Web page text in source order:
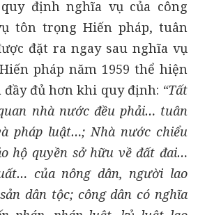
định nghĩa vụ của công
tôn trọng Hiến pháp, tuân
đặt ra ngay sau nghĩa vụ
pháp năm 1959 thể hiện
đầy đủ hơn khi quy định: “Tất
nhà nước đều phải… tuân
pháp luật…; Nhà nước chiểu
hộ quyền sở hữu về đất đai…
của nông dân, người lao
dân tộc; công dân có nghĩa